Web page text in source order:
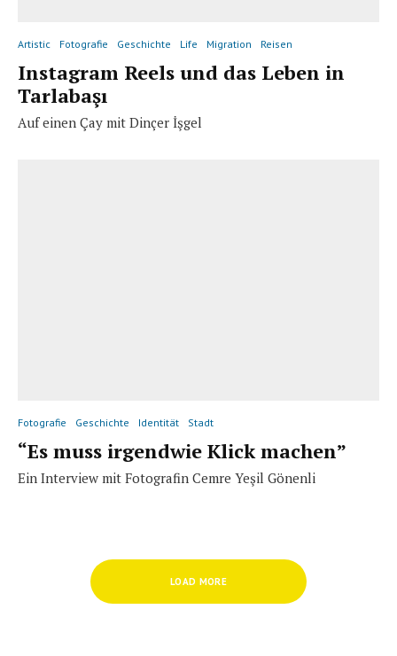
Artistic Fotografie Geschichte Life Migration Reisen
Instagram Reels und das Leben in
Tarlabaşı
Auf einen Çay mit Dinçer İşgel
Fotografie Geschichte Identität Stadt
“Es muss irgendwie Klick machen”
Ein Interview mit Fotografin Cemre Yeşil Gönenli
LOAD MORE